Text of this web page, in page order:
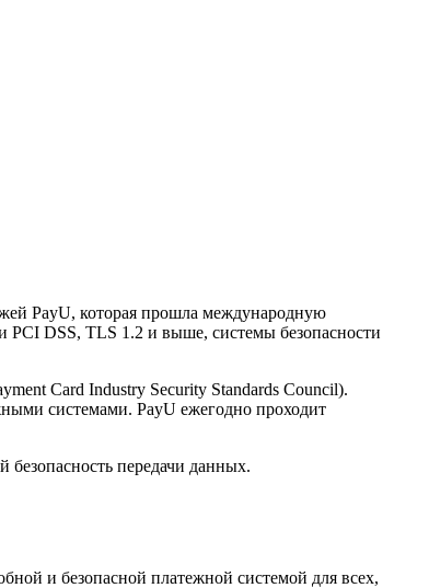
PayU, которая прошла международную
PCI DSS, TLS 1.2 и выше, системы безопасности
Card Industry Security Standards Council).
системами. PayU ежегодно проходит
передачи данных.
и безопасной платежной системой для всех,